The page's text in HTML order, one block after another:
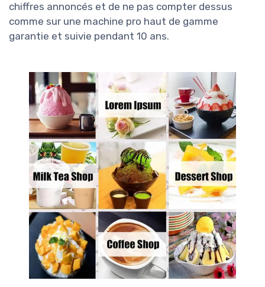
chiffres annoncés et de ne pas compter dessus
comme sur une machine pro haut de gamme
garantie et suivie pendant 10 ans.